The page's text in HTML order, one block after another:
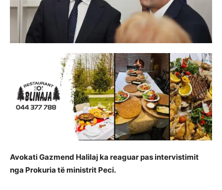
Avokati Gazmend Halilaj ka reaguar pas intervistimit
nga Prokuria të ministrit Peci.